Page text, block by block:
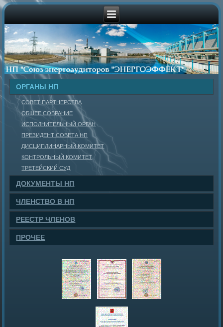
ОРГАНЫ НП
СОВЕТ ПАРТНЕРСТВА
ОБЩЕЕ СОБРАНИЕ
ИСПОЛНИТЕЛЬНЫЙ ОРГАН
ПРЕЗИДЕНТ СОВЕТА НП
ДИСЦИПЛИНАРНЫЙ КОМИТЕТ
КОНТРОЛЬНЫЙ КОМИТЕТ
ТРЕТЕЙСКИЙ СУД
ДОКУМЕНТЫ НП
ЧЛЕНСТВО В НП
РЕЕСТР ЧЛЕНОВ
ПРОЧЕЕ